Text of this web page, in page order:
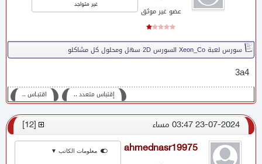
عضو غير موثق
غير متواجد
سورس لعبة Xeon_Co السورس 2D سهل ومحلول كل مشاكلو
3a4
اقتبـاس ،، إقتباس متعدد ،،
23-07-2024 03:47 مساء [
12
ahmednasr19975 معلومات الكاتب ▼